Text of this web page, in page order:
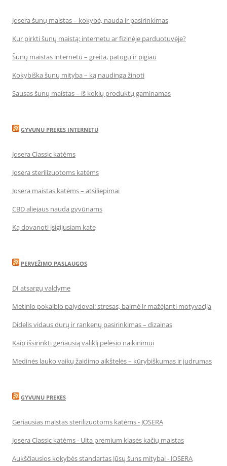
Josera šunų maistas – kokybė, nauda ir pasirinkimas
Kur pirkti šunų maistą: internetu ar fizinėje parduotuvėje?
Šunų maistas internetu – greita, patogu ir pigiau
Kokybiška šunų mityba – ką naudinga žinoti
Sausas šunų maistas – iš kokių produktų gaminamas
GYVUNU PREKES INTERNETU
Josera Classic katėms
Josera sterilizuotoms katėms
Josera maistas katėms – atsiliepimai
CBD aliejaus nauda gyvūnams
Ką dovanoti įsigijusiam katę
PERVEŽIMO PASLAUGOS
DI atsargų valdyme
Metinio pokalbio palydovai: stresas, baimė ir mažėjanti motyvacija
Didelis vidaus durų ir rankenų pasirinkimas – dizainas
Kaip išsirinkti geriausią valiklį pelėsio naikinimui
Medinės lauko vaikų žaidimo aikštelės – kūrybiškumas ir judrumas
GYVUNU PREKES
Geriausias maistas sterilizuotoms katėms - JOSERA
Josera Classic katėms - Ulta premium klasės kačių maistas
Aukščiausios kokybės standartas Jūsų šuns mitybai - JOSERA